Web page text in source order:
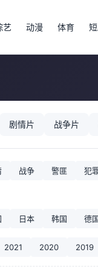
艺 动漫 体育
剧情片 战争片
战争 警匪 犯
日本 韩国 德
2021 2020 2019